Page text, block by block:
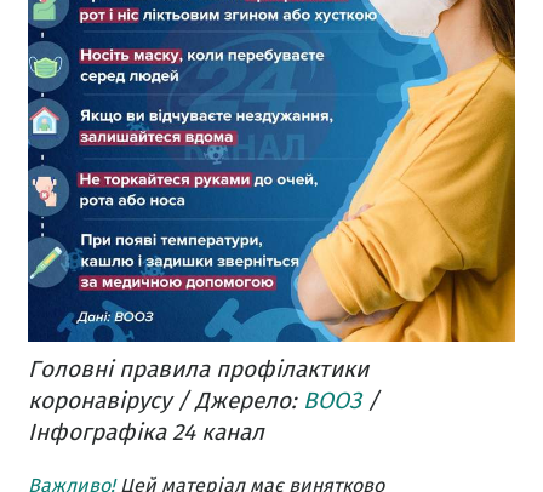
Головні правила профілактики
коронавірусу / Джерело: ВООЗ /
Інфографіка 24 канал
Важливо!Цей матеріал має винятково